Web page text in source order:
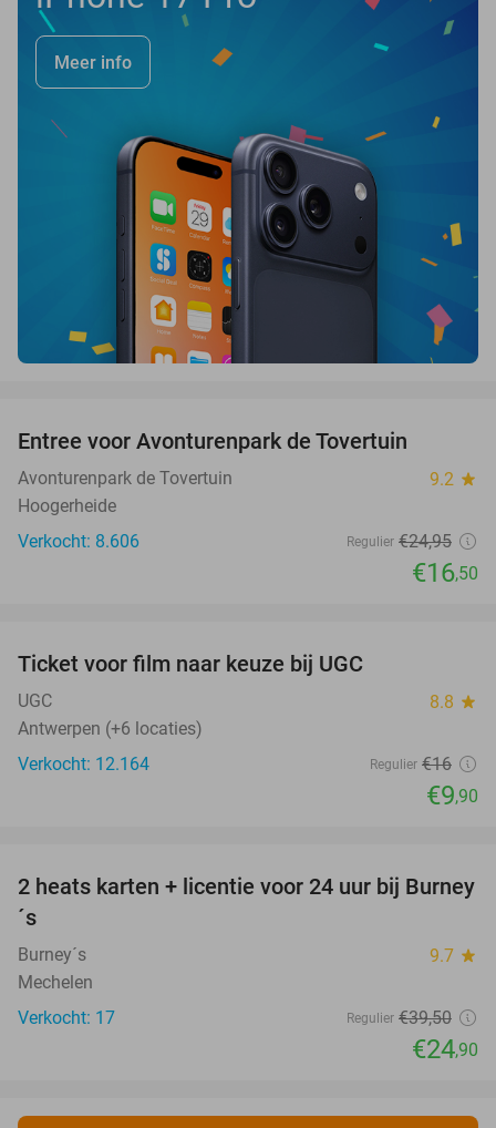
Meer info
Entree voor Avonturenpark de Tovertuin
Avonturenpark de Tovertuin 9.2 star
Hoogerheide
Verkocht: 8.606
Regulier €24,95
€16,50
Ticket voor film naar keuze bij UGC
UGC 8.8 star
Antwerpen (+6 locaties)
Verkocht: 12.164
Regulier €16
€9,90
37%
2 heats karten + licentie voor 24 uur bij Burney
´s
Burney´s 9.7 star
Mechelen
Verkocht: 17
Regulier €39,50
€24,90